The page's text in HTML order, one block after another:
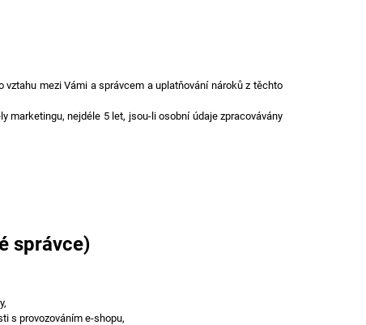
mezi Vámi a správcem a uplatňování nároků z těchto
marketingu, nejdéle 5 let, jsou-li osobní údaje zpracovávány
správce)
s provozováním e-shopu,